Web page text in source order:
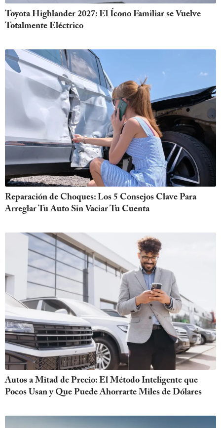
Toyota Highlander 2027: El Ícono Familiar se Vuelve
Totalmente Eléctrico
Reparación de Choques: Los 5 Consejos Clave Para
Arreglar Tu Auto Sin Vaciar Tu Cuenta
Autos a Mitad de Precio: El Método Inteligente que
Pocos Usan y Que Puede Ahorrarte Miles de Dólares